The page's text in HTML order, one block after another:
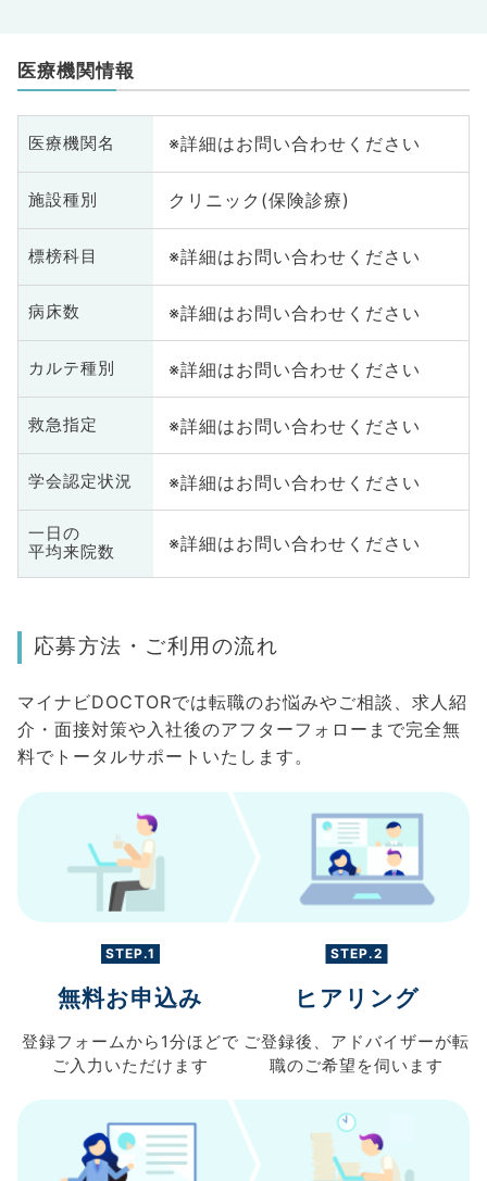
医療機関情報
医療機関名 ※詳細はお問い合わせください
施設種別 クリニック(保険診療)
標榜科目 ※詳細はお問い合わせください
病床数 ※詳細はお問い合わせください
カルテ種別 ※詳細はお問い合わせください
救急指定 ※詳細はお問い合わせください
学会認定状況 ※詳細はお問い合わせください
一日の
平均来院数
※詳細はお問い合わせください
応募方法・ご利用の流れ
マイナビDOCTORでは転職のお悩みやご相談、求人紹
介・面接対策や入社後のアフターフォローまで完全無
料でトータルサポートいたします。
STEP.1
無料お申込み
登録フォームから 1分ほどで
ご入力 いただけます
STEP.2
ヒアリング
ご登録後、 アドバイザーが転
職のご希望を伺います